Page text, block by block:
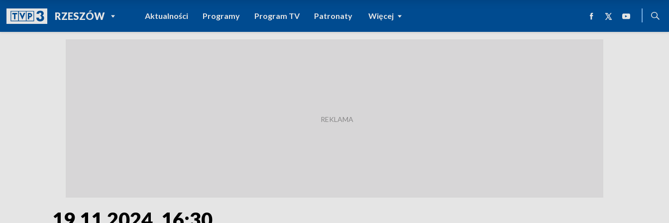
RZESZÓWPOWRÓT DO
TVP REGIONY
Aktualności Programy Program TV Patronaty Więcej